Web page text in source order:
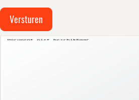
Versturen
Banner header